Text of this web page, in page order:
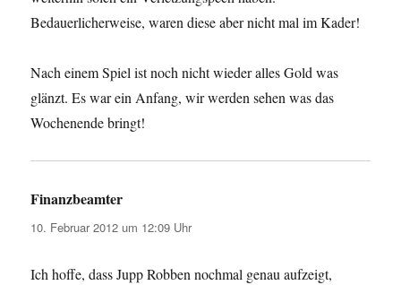
Bedauerlicherweise, waren diese aber nicht mal im Kader!
Nach einem Spiel ist noch nicht wieder alles Gold was
glänzt. Es war ein Anfang, wir werden sehen was das
Wochenende bringt!
Finanzbeamter
10. Februar 2012 um 12:09 Uhr
Ich hoffe, dass Jupp Robben nochmal genau aufzeigt,